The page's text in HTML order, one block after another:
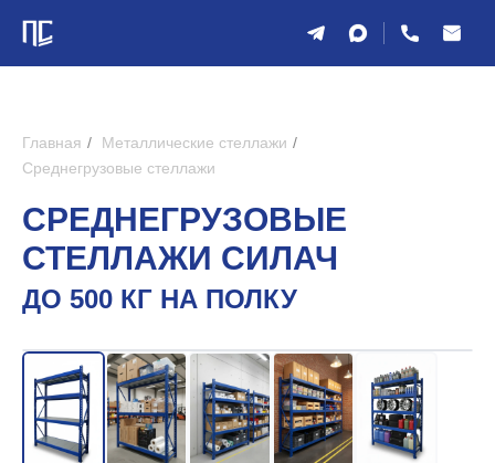
Главная / Металлические стеллажи /
Среднегрузовые стеллажи
СРЕДНЕГРУЗОВЫЕ
СТЕЛЛАЖИ СИЛАЧ
ДО 500 КГ НА ПОЛКУ